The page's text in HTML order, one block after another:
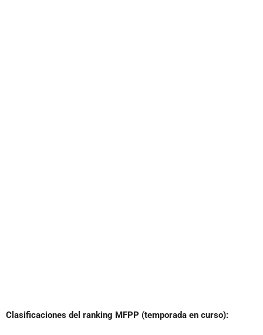
Clasificaciones del ranking MFPP (temporada en curso):